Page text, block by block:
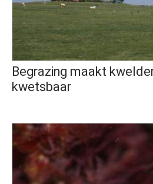
Begrazing maakt
kwetsbaar